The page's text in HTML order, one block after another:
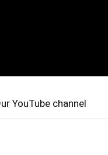
YouTube channel